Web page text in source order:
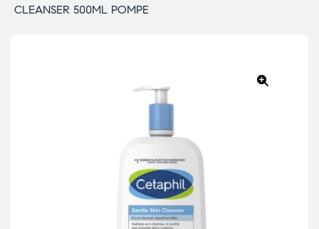
CLEANSER 500ML POMPE